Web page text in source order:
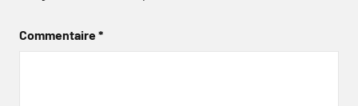
Commentaire*